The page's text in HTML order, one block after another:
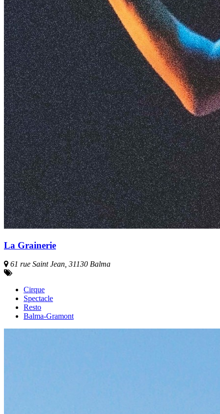
La Grainerie
61 rue Saint Jean, 31130 Balma
Cirque
Spectacle
Resto
Balma-Gramont